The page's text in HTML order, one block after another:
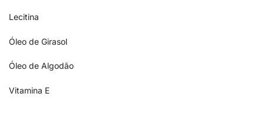
Lecitina
Óleo de Girasol
Óleo de Algodão
Vitamina E